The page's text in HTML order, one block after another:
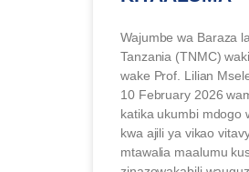
Wajumbe wa Baraza
Tanzania (TNMC)
wake Prof. Lilian
10 February 2026
katika ukumbi mdogo
kwa ajili ya vikao
mtawalia maalumu